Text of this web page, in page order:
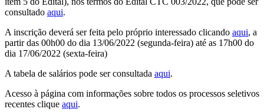
consultado aqui.
A inscrição deverá ser feita pelo próprio interessado clicando aqui, a
partir das 00h00 do dia 13/06/2022 (segunda-feira) até as 17h00 do
dia 17/06/2022 (sexta-feira)
A tabela de salários pode ser consultada aqui.
Acesso à página com informações sobre todos os processos seletivos
recentes clique aqui.